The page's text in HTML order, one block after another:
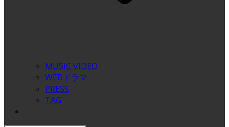
MUSIC VIDEO
WEBドラマ
PRESS
TAG